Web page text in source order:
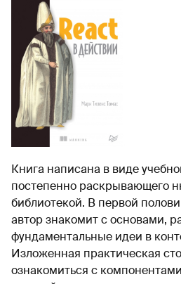
Книга написана в виде
постепенно раскрывающего
библиотекой. В первой
автор знакомит с основами,
фундаментальные идеи в
Изложенная практическая
ознакомиться с